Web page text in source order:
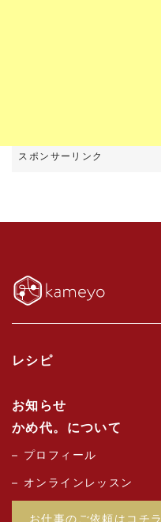
レシピ
お知らせ
かめ代。について
プロフィール
オンラインレッスン
お仕事のご依頼はコチラ